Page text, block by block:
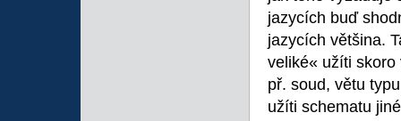
jazycích buď
jazycích většina.
veliké« užíti
př. soud, větu
užíti schematu